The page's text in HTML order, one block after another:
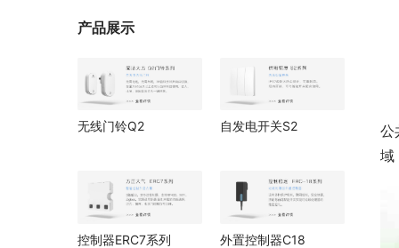
公
域
产品展示
无线门铃Q2 自发电开关S2
控制器ERC7系列 外置控制器C18